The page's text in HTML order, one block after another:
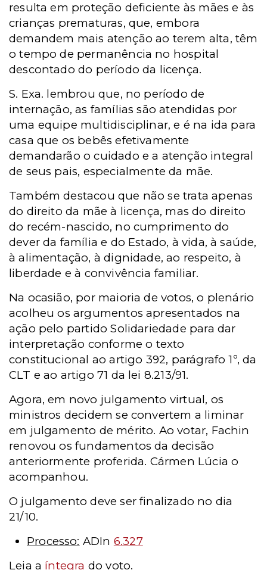
resulta em proteção deficiente às mães e às
crianças prematuras, que, embora
demandem mais atenção ao terem alta, têm
o tempo de permanência no hospital
descontado do período da licença.
S. Exa. lembrou que, no período de
internação, as famílias são atendidas por
uma equipe multidisciplinar, e é na ida para
casa que os bebês efetivamente
demandarão o cuidado e a atenção integral
de seus pais, especialmente da mãe.
Também destacou que não se trata apenas
do direito da mãe à licença, mas do direito
do recém-nascido, no cumprimento do
dever da família e do Estado, à vida, à saúde,
à alimentação, à dignidade, ao respeito, à
liberdade e à convivência familiar.
Na ocasião, por maioria de votos, o plenário
acolheu os argumentos apresentados na
ação pelo partido Solidariedade para dar
interpretação conforme o texto
constitucional ao artigo 392, parágrafo 1º, da
CLT e ao artigo 71 da lei 8.213/91.
Agora, em novo julgamento virtual, os
ministros decidem se convertem a liminar
em julgamento de mérito. Ao votar, Fachin
renovou os fundamentos da decisão
anteriormente proferida. Cármen Lúcia o
acompanhou.
O julgamento deve ser finalizado no dia
21/10.
Processo: ADIn 6.327
Leia a íntegra do voto.